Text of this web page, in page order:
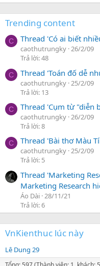
Trending content
C Thread 'Có ai biết
caothutrungky 26/2/09
Trả lời: 48
C Thread 'Toán đố dễ
caothutrungky 25/2/09
Trả lời: 13
C Thread 'Cụm từ "diễn
caothutrungky 26/2/09
Trả lời: 8
C Thread 'Bài thơ Màu
caothutrungky 25/2/09
Trả lời: 5
Thread 'Marketing
Marketing Research
Áo Dài 28/11/21
Trả lời: 6
VnKienthuc lúc này
Lê Dung 29